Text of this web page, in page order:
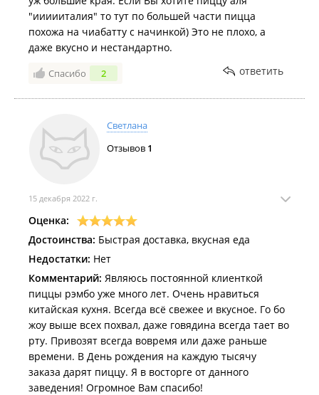
"иииииталия" то тут по большей части пицца
похожа на чиабатту с начинкой) Это не плохо, а
даже вкусно и нестандартно.
Спасибо 2 ответить
Светлана
Отзывов 1
15 декабря 2022 г.
Оценка:
Достоинства: Быстрая доставка, вкусная еда
Недостатки: Нет
Комментарий: Являюсь постоянной клиенткой
пиццы рэмбо уже много лет. Очень нравиться
китайская кухня. Всегда всё свежее и вкусное. Го бо
жоу выше всех похвал, даже говядина всегда тает во
рту. Привозят всегда вовремя или даже раньше
времени. В День рождения на каждую тысячу
заказа дарят пиццу. Я в восторге от данного
заведения! Огромное Вам спасибо!